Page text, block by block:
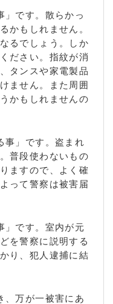
」です。散らかっ
かもしれません。
るでしょう。しか
ださい。指紋が消
タンスや家電製品
ません。また周囲
かもしれませんの
事」です。盗まれ
普段使わないもの
ますので、よく確
って警察は被害届
」です。室内が元
を警察に説明する
り、犯人逮捕に結
、万が一被害にあ